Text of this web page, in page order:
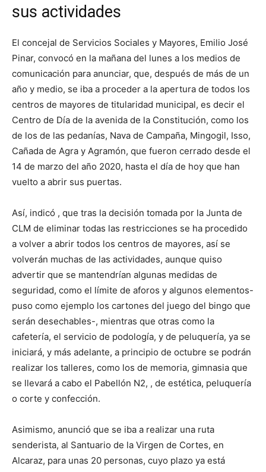
sus actividades
El concejal de Servicios Sociales y Mayores, Emilio José
Pinar, convocó en la mañana del lunes a los medios de
comunicación para anunciar, que, después de más de un
año y medio, se iba a proceder a la apertura de todos los
centros de mayores de titularidad municipal, es decir el
Centro de Día de la avenida de la Constitución, como los
de los de las pedanías, Nava de Campaña, Mingogil, Isso,
Cañada de Agra y Agramón, que fueron cerrado desde el
14 de marzo del año 2020, hasta el día de hoy que han
vuelto a abrir sus puertas.
Así, indicó , que tras la decisión tomada por la Junta de
CLM de eliminar todas las restricciones se ha procedido
a volver a abrir todos los centros de mayores, así se
volverán muchas de las actividades, aunque quiso
advertir que se mantendrían algunas medidas de
seguridad, como el límite de aforos y algunos elementos-
puso como ejemplo los cartones del juego del bingo que
serán desechables-, mientras que otras como la
cafetería, el servicio de podología, y de peluquería, ya se
iniciará, y más adelante, a principio de octubre se podrán
realizar los talleres, como los de memoria, gimnasia que
se llevará a cabo el Pabellón N2, , de estética, peluquería
o corte y confección.
Asimismo, anunció que se iba a realizar una ruta
senderista, al Santuario de la Virgen de Cortes, en
Alcaraz, para unas 20 personas, cuyo plazo ya está